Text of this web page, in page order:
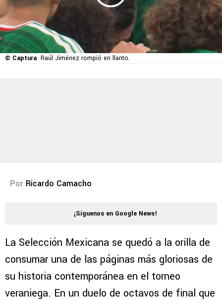
© Captura Raúl Jiménez rompió en llanto.
Por Ricardo Camacho
¡Síguenos en Google News!
La Selección Mexicana se quedó a la orilla de
consumar una de las páginas más gloriosas de
su historia contemporánea en el torneo
veraniega. En un duelo de octavos de final que